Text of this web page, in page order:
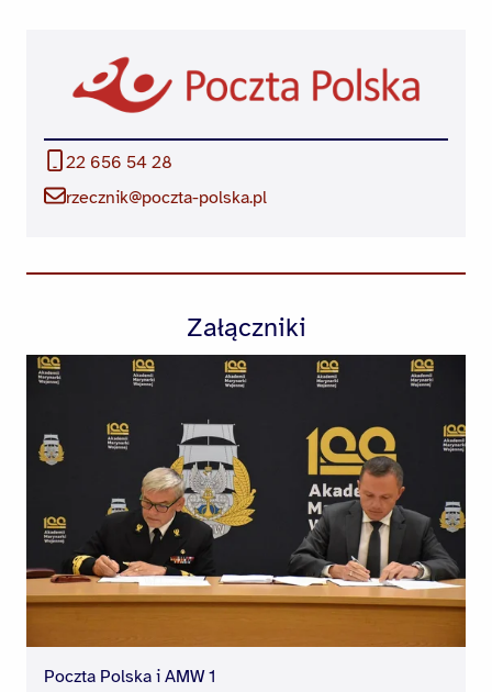
22 656 54 28
rzecznik@poczta-polska.pl
Załączniki
Poczta Polska i AMW 1